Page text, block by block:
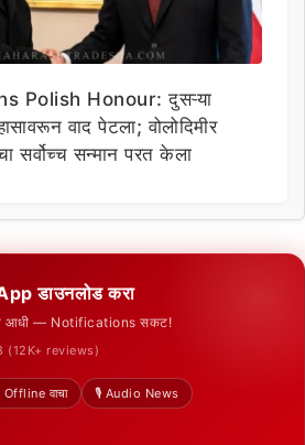
Polish Honour: दुसऱ्या
वाद पेटला; वोलोदिमीर
सर्वोच्च सन्मान परत केला
App डाउनलोड करा
आधी — Notifications सकट!
(12K+ reviews)
Offline वाचा
🎙️ Audio News